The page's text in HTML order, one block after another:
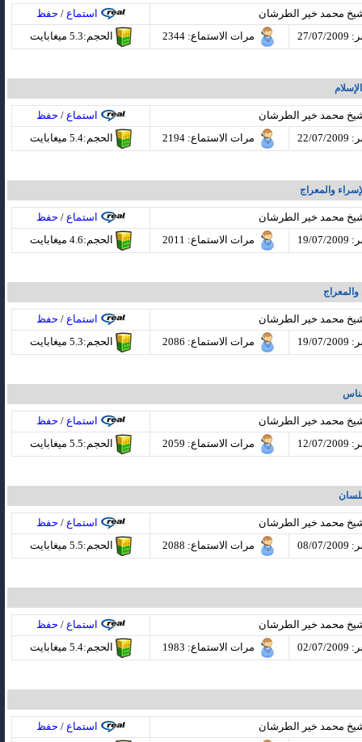
استماع / حفظ
محمد خير الطرشان
الحجم:5.3 ميغابايت
مرات الاستماع: 2344
استماع / حفظ
محمد خير الطرشان
الحجم:5.4 ميغابايت
مرات الاستماع: 2194
والمعراج
استماع / حفظ
محمد خير الطرشان
الحجم:4.6 ميغابايت
مرات الاستماع: 2011
استماع / حفظ
محمد خير الطرشان
الحجم:5.3 ميغابايت
مرات الاستماع: 2086
استماع / حفظ
محمد خير الطرشان
الحجم:5.5 ميغابايت
مرات الاستماع: 2059
استماع / حفظ
محمد خير الطرشان
الحجم:5.5 ميغابايت
مرات الاستماع: 2088
استماع / حفظ
محمد خير الطرشان
الحجم:5.4 ميغابايت
مرات الاستماع: 1983
استماع / حفظ
محمد خير الطرشان